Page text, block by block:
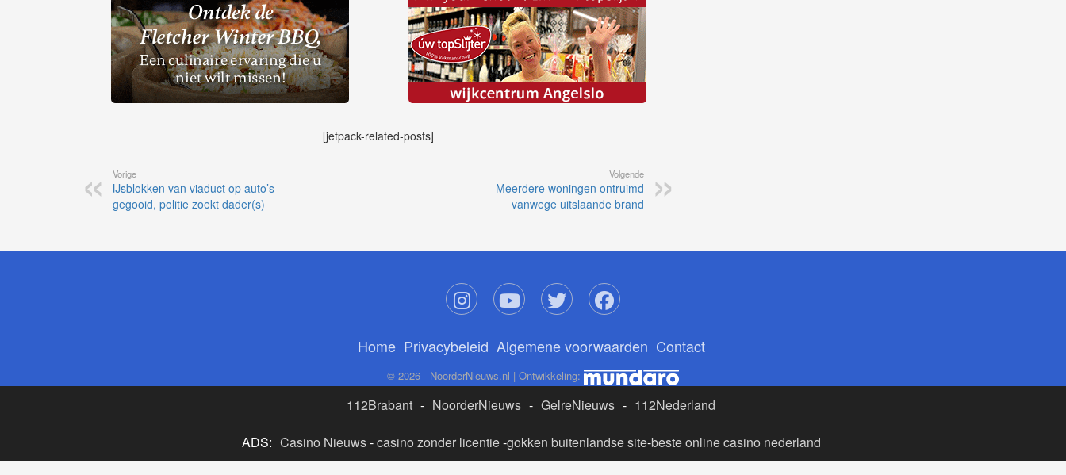
[jetpack-related-posts]
Vorige
IJsblokken van viaduct op auto’s
gegooid, politie zoekt dader(s)
Volgende
Meerdere woningen ontruimd
vanwege uitslaande brand
Home Privacybeleid Algemene voorwaarden Contact
© 2026 - NoorderNieuws.nl | Ontwikkeling:
112Brabant - NoorderNieuws - GelreNieuws - 112Nederland
ADS: Casino Nieuws-casino zonder licentie-gokken buitenlandse site-beste online casino nederland